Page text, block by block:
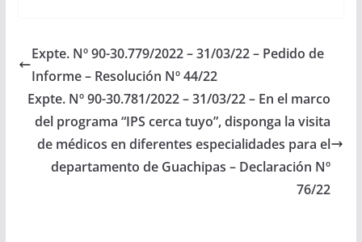
día 1° de Diciembre de
2022, en el Centro de
Convenciones de
Limache, organizado…
Expte. Nº 90-30.779/2022 – 31/03/22 – Pedido de
Informe – Resolución Nº 44/22
Expte. Nº 90-30.781/2022 – 31/03/22 – En el marco
del programa “IPS cerca tuyo”, disponga la visita
de médicos en diferentes especialidades para el
departamento de Guachipas – Declaración Nº
76/22